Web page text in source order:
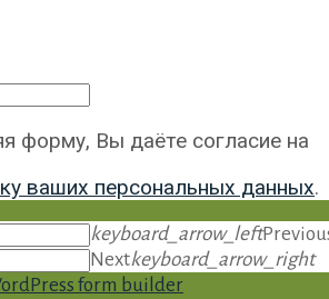
форму, Вы даёте согласие на
ваших персональных данных.
keyboard_arrow_left
Nextkeyboard_arrow_right
form builder